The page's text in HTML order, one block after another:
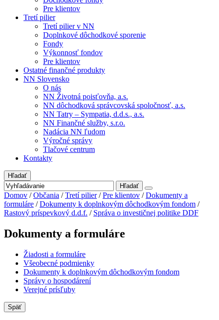
Pre klientov
Tretí pilier
Tretí pilier v NN
Doplnkové dôchodkové sporenie
Fondy
Výkonnosť fondov
Pre klientov
Ostatné finančné produkty
NN Slovensko
O nás
NN Životná poisťovňa, a.s.
NN dôchodková správcovská spoločnosť, a.s.
NN Tatry – Sympatia, d.d.s., a.s.
NN Finančné služby, s.r.o.
Nadácia NN ľudom
Výročné správy
Tlačové centrum
Kontakty
Hľadať
Hľadať
Domov / Občania / Tretí pilier / Pre klientov / Dokumenty a
formuláre / Dokumenty k doplnkovým dôchodkovým fondom /
Rastový príspevkový d.d.f. / Správa o investičnej politike DDF
Dokumenty a formuláre
Žiadosti a formuláre
Všeobecné podmienky
Dokumenty k doplnkovým dôchodkovým fondom
Správy o hospodárení
Verejné prísľuby
Späť